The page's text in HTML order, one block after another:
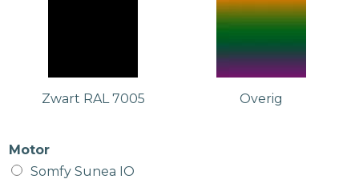
Zwart RAL 7005 Overig
Motor
Somfy Sunea IO